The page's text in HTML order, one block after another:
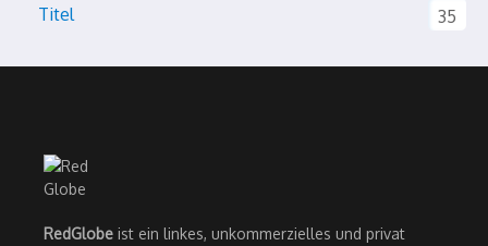
Titel
35
RedGlobe ist ein linkes, unkommerzielles und privat